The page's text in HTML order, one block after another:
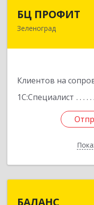
БЦ ПРОФИТ
Зеленоград
Клиентов на
1С:Специалист
124482, Москва
БАЛАНС